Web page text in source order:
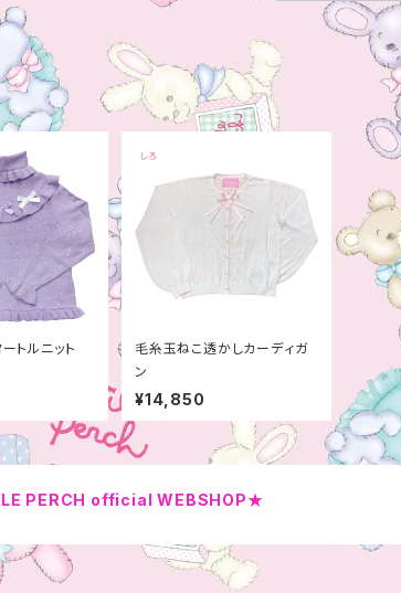
トルニット
毛糸玉ねこ透かしカーディガ
ン
¥14,850
PERCH official WEBSHOP★